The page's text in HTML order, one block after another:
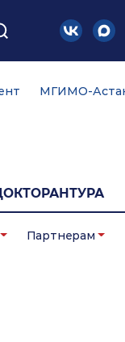
МГИМО-
Партнерам